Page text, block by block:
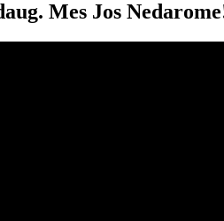
Mes Jos